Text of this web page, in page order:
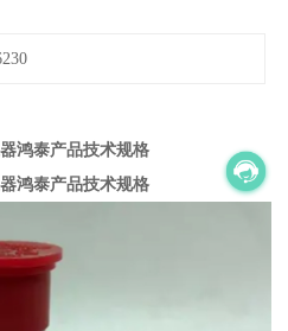
鸿泰产品技术规格
鸿泰产品技术规格